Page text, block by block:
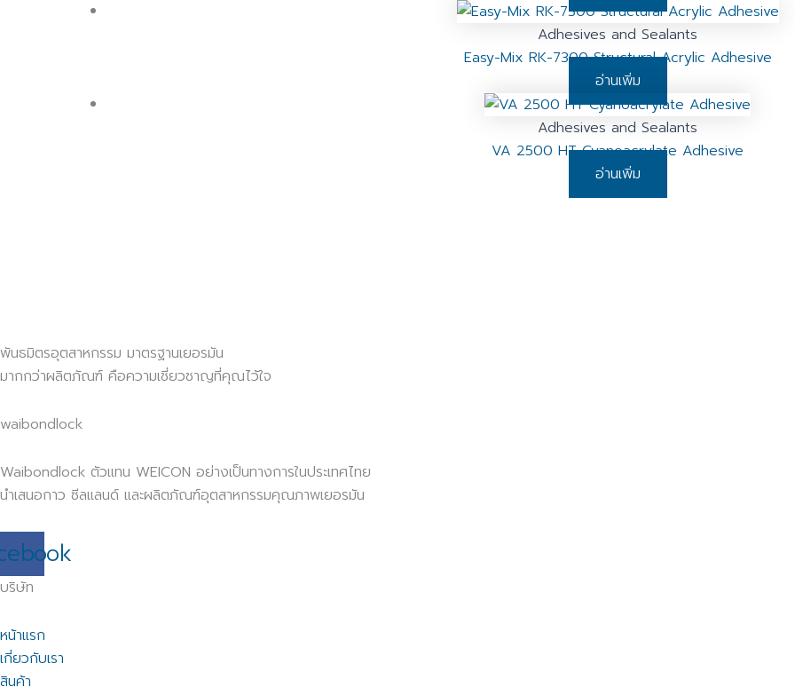
Adhesives and Sealants
Easy-Mix RK-7300 Structural Acrylic Adhesive
อ่านเพิ่ม
Adhesives and Sealants
VA 2500 HT Cyanoacrylate Adhesive
อ่านเพิ่ม
พันธมิตรอุตสาหกรรม มาตรฐานเยอรมัน
มากกว่าผลิตภัณฑ์ คือความเชี่ยวชาญที่คุณไว้ใจ
waibondlock
Waibondlock ตัวแทน WEICON อย่างเป็นทางการในประเทศไทย
นำเสนอกาว ซีลแลนด์ และผลิตภัณฑ์อุตสาหกรรมคุณภาพเยอรมัน
บริษัท
หน้าแรก
เกี่ยวกับเรา
สินค้า